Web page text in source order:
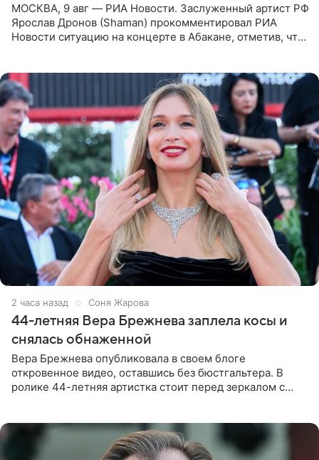
МОСКВА, 9 авг — РИА Новости. Заслуженный артист РФ
Ярослав Дронов (Shaman) прокомментировал РИА
Новости ситуацию на концерте в Абакане, отметив, что
2 часа назад Соня Жарова
44-летняя Вера Брежнева заплела косы и
снялась обнаженной
Вера Брежнева опубликовала в своем блоге
откровенное видео, оставшись без бюстгальтера. В
ролике 44-летняя артистка стоит перед зеркалом с